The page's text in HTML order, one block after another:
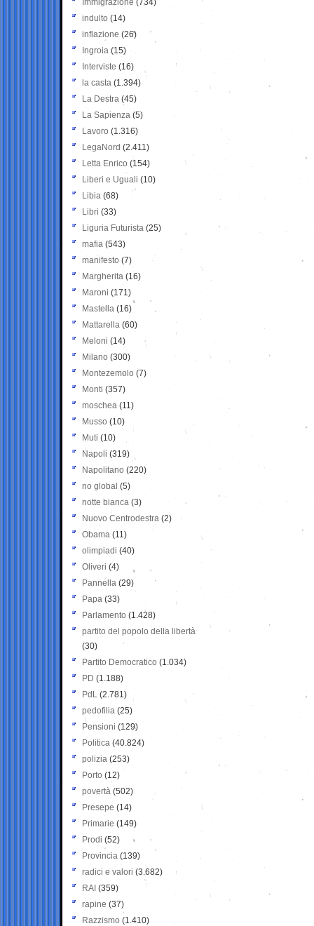
Immigrazione (734)
indulto (14)
inflazione (26)
Ingroia (15)
Interviste (16)
la casta (1.394)
La Destra (45)
La Sapienza (5)
Lavoro (1.316)
LegaNord (2.411)
Letta Enrico (154)
Liberi e Uguali (10)
Libia (68)
Libri (33)
Liguria Futurista (25)
mafia (543)
manifesto (7)
Margherita (16)
Maroni (171)
Mastella (16)
Mattarella (60)
Meloni (14)
Milano (300)
Montezemolo (7)
Monti (357)
moschea (11)
Musso (10)
Muti (10)
Napoli (319)
Napolitano (220)
no global (5)
notte bianca (3)
Nuovo Centrodestra (2)
Obama (11)
olimpiadi (40)
Oliveri (4)
Pannella (29)
Papa (33)
Parlamento (1.428)
partito del popolo della libertà
(30)
Partito Democratico (1.034)
PD (1.188)
PdL (2.781)
pedofilia (25)
Pensioni (129)
Politica (40.824)
polizia (253)
Porto (12)
povertà (502)
Presepe (14)
Primarie (149)
Prodi (52)
Provincia (139)
radici e valori (3.682)
RAI (359)
rapine (37)
Razzismo (1.410)